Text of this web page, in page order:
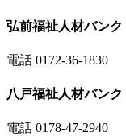
弘前福祉人材バンク
電話 0172-36-1830
八戸福祉人材バンク
電話 0178-47-2940